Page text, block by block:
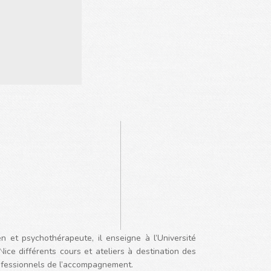
et psychothérapeute, il enseigne à l’Université
différents cours et ateliers à destination des
de l’accompagnement.